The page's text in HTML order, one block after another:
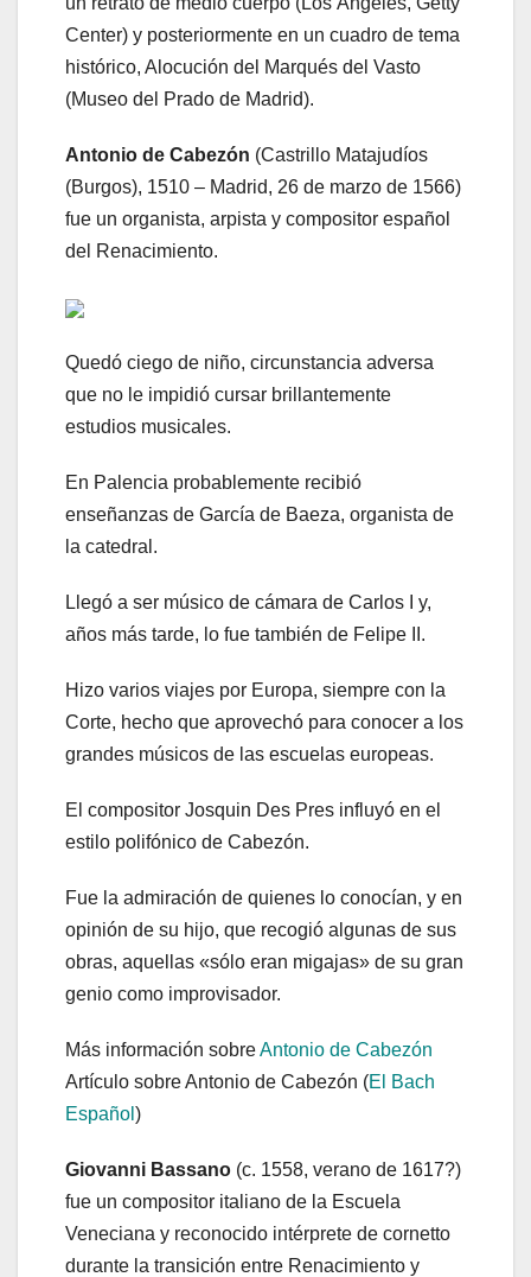
Center) y posteriormente en un cuadro de tema
histórico, Alocución del Marqués del Vasto
(Museo del Prado de Madrid).
Antonio de Cabezón (Castrillo Matajudíos
(Burgos), 1510 – Madrid, 26 de marzo de 1566)
fue un organista, arpista y compositor español
del Renacimiento.
Quedó ciego de niño, circunstancia adversa
que no le impidió cursar brillantemente
estudios musicales.
En Palencia probablemente recibió
enseñanzas de García de Baeza, organista de
la catedral.
Llegó a ser músico de cámara de Carlos I y,
años más tarde, lo fue también de Felipe II.
Hizo varios viajes por Europa, siempre con la
Corte, hecho que aprovechó para conocer a los
grandes músicos de las escuelas europeas.
El compositor Josquin Des Pres influyó en el
estilo polifónico de Cabezón.
Fue la admiración de quienes lo conocían, y en
opinión de su hijo, que recogió algunas de sus
obras, aquellas «sólo eran migajas» de su gran
genio como improvisador.
Más información sobreAntonio de Cabezón
Artículo sobre Antonio de Cabezón (El Bach
Español )
Giovanni Bassano (c. 1558, verano de 1617?)
fue un compositor italiano de la Escuela
Veneciana y reconocido intérprete de cornetto
durante la transición entre Renacimiento y